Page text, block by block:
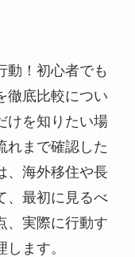
動！初心者でも
徹底比較につい
けを知りたい場
れまで確認した
、海外移住や長
、最初に見るべ
、実際に行動す
ます。